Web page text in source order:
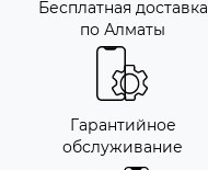
Бесплатная доставка
по Алматы
Гарантийное
обслуживание